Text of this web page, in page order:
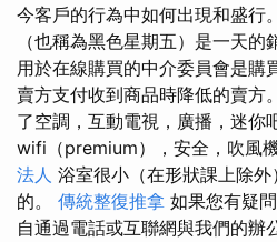
今客戶的行為中如何出現和盛行。
（也稱為黑色星期五）是一天的
用於在線購買的中介委員會是購
賣方支付收到商品時降低的賣方。
了空調，互動電視，廣播，迷你
wifi（premium），安全，吹風
法人 浴室很小（在形狀課上除
的。 傳統整復推拿 如果您有疑
自通過電話或互聯網與我們的辦